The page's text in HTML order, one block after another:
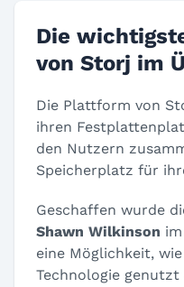
Die
von Storj im
Die Plattform von
ihren
den Nutzern
Speicherplatz für
Geschaffen wurde
Shawn Wilkinson
eine Möglichkeit,
Technologie